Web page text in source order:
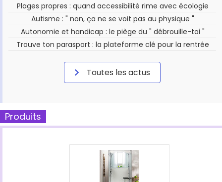
Plages propres : quand accessibilité rime avec écologie
Autisme : " non, ça ne se voit pas au physique "
Autonomie et handicap : le piège du " débrouille-toi "
Trouve ton parasport : la plateforme clé pour la rentrée
Toutes les actus
Produits